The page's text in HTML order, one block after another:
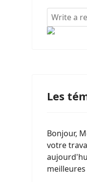
Les
Bonjour,
votre